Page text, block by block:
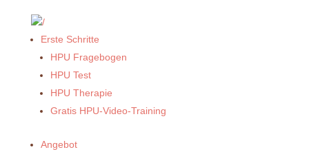
Erste Schritte
HPU Fragebogen
HPU Test
HPU Therapie
Gratis HPU-Video-Training
Angebot